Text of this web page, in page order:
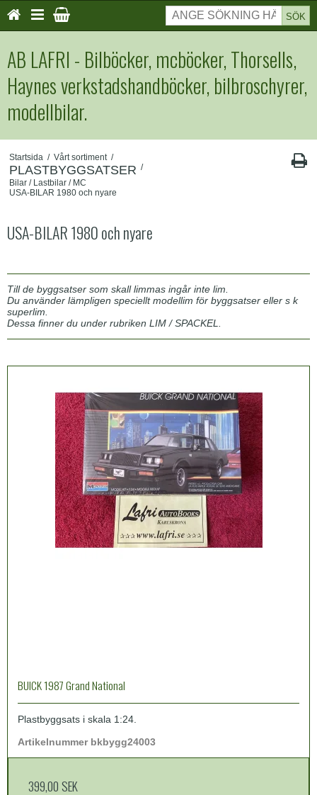
SÖK
AB LAFRI - Bilböcker, mcböcker, Thorsells,
Haynes verkstadshandböcker, bilbroschyrer,
modellbilar.
Startsida / Vårt sortiment /
PLASTBYGGSATSER
Bilar / Lastbilar / MC
/
USA-BILAR 1980 och nyare
USA-BILAR 1980 och nyare
Till de byggsatser som skall limmas ingår inte lim.
Du använder lämpligen speciellt modellim för byggsatser eller s k
superlim.
Dessa finner du under rubriken LIM / SPACKEL.
BUICK 1987 Grand National
Plastbyggsats i skala 1:24.
Artikelnummer bkbygg24003
399,00 SEK